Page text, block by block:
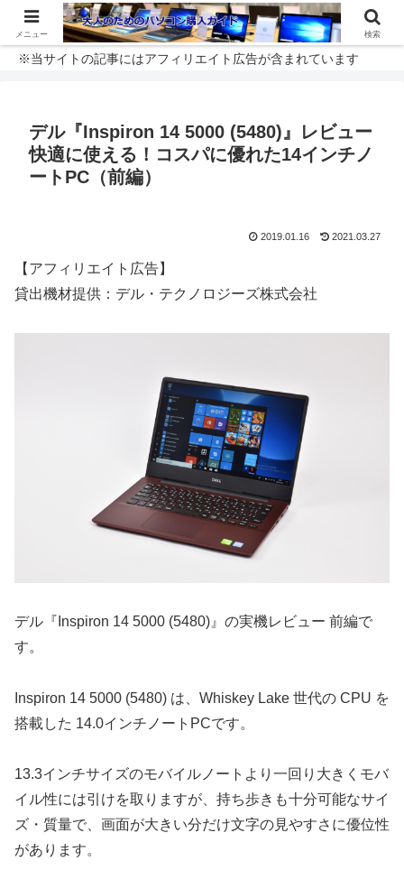
※当サイトの記事にはアフィリエイト広告が含まれています
デル『Inspiron 14 5000 (5480)』レビュー
快適に使える！コスパに優れた14インチノ
ートPC（前編）
2019.01.16 2021.03.27
【アフィリエイト広告】
貸出機材提供：デル・テクノロジーズ株式会社
デル『Inspiron 14 5000 (5480)』の実機レビュー 前編で
す。
Inspiron 14 5000 (5480) は、Whiskey Lake 世代の CPU を
搭載した 14.0インチノートPCです。
13.3インチサイズのモバイルノートより一回り大きくモバ
イル性には引けを取りますが、持ち歩きも十分可能なサイ
ズ・質量で、画面が大きい分だけ文字の見やすさに優位性
があります。
メニュー 検索